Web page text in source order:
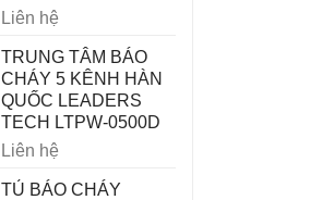
Liên hệ
TRUNG TÂM BÁO
CHÁY 5 KÊNH HÀN
QUỐC LEADERS
TECH LTPW-0500D
Liên hệ
TỦ BÁO CHÁY